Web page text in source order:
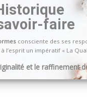
faire
consciente des ses
l’esprit un impératif « La
et le raffinement